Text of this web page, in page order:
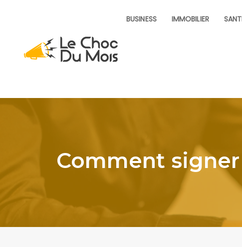
BUSINESS IMMOBILIER
Comment